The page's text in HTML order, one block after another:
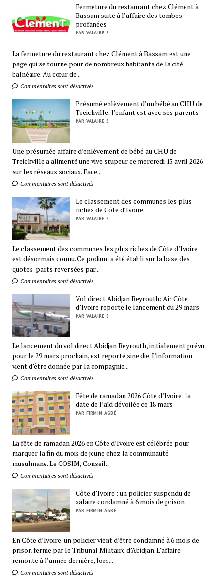
Fermeture du restaurant chez Clément à
Bassam suite à l’affaire des tombes
profanées
PAR VALAIRE S
La fermeture du restaurant chez Clément à Bassam est une
page qui se tourne pour de nombreux habitants de la cité
balnéaire. Au cœur de...
Commentaires sont désactivés
Présumé enlèvement d’un bébé au CHU de
Treichville: l’enfant est avec ses parents
PAR VALAIRE S
Une présumée affaire d’enlèvement de bébé au CHU de
Treichville a alimenté une vive stupeur ce mercredi 15 avril 2026
sur les réseaux sociaux. Face...
Commentaires sont désactivés
Le classement des communes les plus
riches de Côte d’Ivoire
PAR VALAIRE S
Le classement des communes les plus riches de Côte d’Ivoire
est désormais connu. Ce podium a été établi sur la base des
quotes-parts reversées par...
Commentaires sont désactivés
Vol direct Abidjan Beyrouth: Air Côte
d’Ivoire reporte le lancement du 29 mars
PAR VALAIRE S
Le lancement du vol direct Abidjan Beyrouth, initialement prévu
pour le 29 mars prochain, est reporté sine die. L’information
vient d’être donnée par la compagnie...
Commentaires sont désactivés
Fête de ramadan 2026 Côte d’Ivoire: la
date de l’aïd dévoilée ce 18 mars
PAR FIRMIN AGBÉ
La fête de ramadan 2026 en Côte d’Ivoire est célébrée pour
marquer la fin du mois de jeune chez la communauté
musulmane. Le COSIM, Conseil...
Commentaires sont désactivés
Côte d’Ivoire : un policier suspendu de
salaire condamné à 6 mois de prison
PAR FIRMIN AGBÉ
En Côte d’Ivoire, un policier vient d’être condamné à 6 mois de
prison ferme par le Tribunal Militaire d’Abidjan. L’affaire
remonte à l’année dernière, lors...
Commentaires sont désactivés